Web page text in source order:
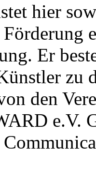
hier
Er
zu
den
e.V.